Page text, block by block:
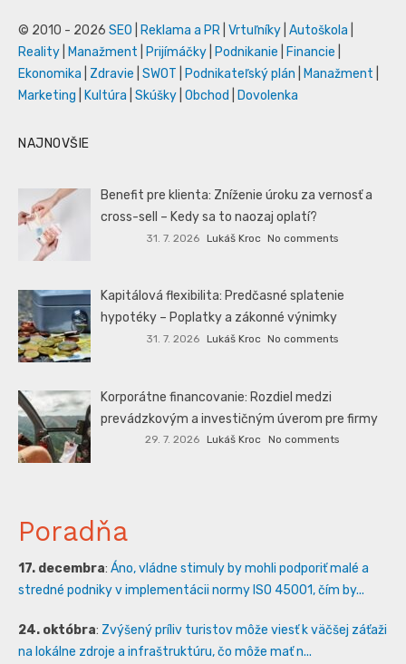
© 2010 - 2026 SEO Reklama a PR Vrtuľníky Autoškola
Reality
Manažment Prijímáčky Podnikanie Financie
Ekonomika
Zdravie SWOT Podnikateľský plán Manažment
Marketing
Kultúra Skúšky Obchod Dovolenka
NAJNOVŠIE
Benefit pre klienta: Zníženie úroku za vernosť a
cross-sell – Kedy sa to naozaj oplatí?
31. 7. 2026 Lukáš Kroc No comments
Kapitálová flexibilita: Predčasné splatenie
hypotéky – Poplatky a zákonné výnimky
31. 7. 2026 Lukáš Kroc No comments
Korporátne financovanie: Rozdiel medzi
prevádzkovým a investičným úverom pre firmy
29. 7. 2026 Lukáš Kroc No comments
Poradňa
17. decembra: Áno, vládne stimuly by mohli podporiť malé a
stredné podniky v implementácii normy ISO 45001, čím by...
24. októbra: Zvýšený príliv turistov môže viesť k väčšej záťaži
na lokálne zdroje a infraštruktúru, čo môže mať n...